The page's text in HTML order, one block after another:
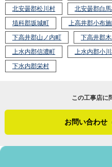
北安曇郡松川村
北安曇郡白
埴科郡坂城町
上高井郡小布
下高井郡山ノ内町
下高井郡
上水内郡信濃町
上水内郡小
下水内郡栄村
この工事店に
お問い合わせ